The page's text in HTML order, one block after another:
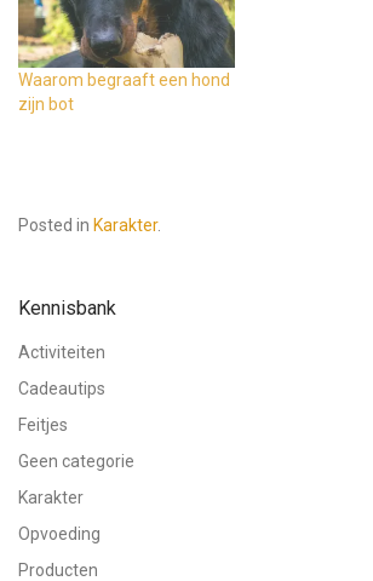
Waarom begraaft een hond
zijn bot
Posted in Karakter.
Kennisbank
Activiteiten
Cadeautips
Feitjes
Geen categorie
Karakter
Opvoeding
Producten